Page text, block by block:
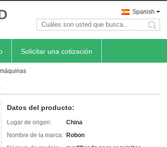
Spanish
search
Solicitar una cotización
Datos del producto:
Lugar de origen:
China
Nombre de la marca: Robon